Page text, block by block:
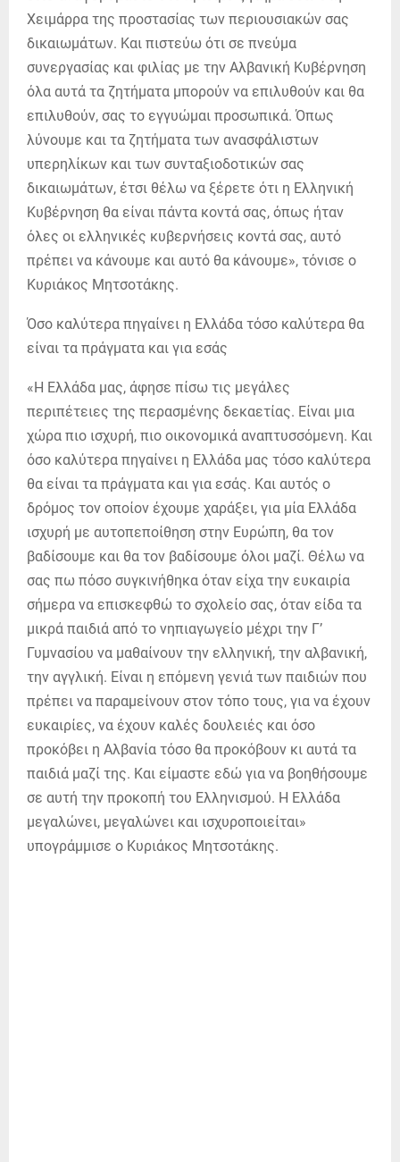
Χειμάρρα της προστασίας των περιουσιακών σας
δικαιωμάτων. Και πιστεύω ότι σε πνεύμα
συνεργασίας και φιλίας με την Αλβανική Κυβέρνηση
όλα αυτά τα ζητήματα μπορούν να επιλυθούν και θα
επιλυθούν, σας το εγγυώμαι προσωπικά. Όπως
λύνουμε και τα ζητήματα των ανασφάλιστων
υπερηλίκων και των συνταξιοδοτικών σας
δικαιωμάτων, έτσι θέλω να ξέρετε ότι η Ελληνική
Κυβέρνηση θα είναι πάντα κοντά σας, όπως ήταν
όλες οι ελληνικές κυβερνήσεις κοντά σας, αυτό
πρέπει να κάνουμε και αυτό θα κάνουμε», τόνισε ο
Κυριάκος Μητσοτάκης.
Όσο καλύτερα πηγαίνει η Ελλάδα τόσο καλύτερα θα
είναι τα πράγματα και για εσάς
«Η Ελλάδα μας, άφησε πίσω τις μεγάλες
περιπέτειες της περασμένης δεκαετίας. Είναι μια
χώρα πιο ισχυρή, πιο οικονομικά αναπτυσσόμενη. Και
όσο καλύτερα πηγαίνει η Ελλάδα μας τόσο καλύτερα
θα είναι τα πράγματα και για εσάς. Και αυτός ο
δρόμος τον οποίον έχουμε χαράξει, για μία Ελλάδα
ισχυρή με αυτοπεποίθηση στην Ευρώπη, θα τον
βαδίσουμε και θα τον βαδίσουμε όλοι μαζί. Θέλω να
σας πω πόσο συγκινήθηκα όταν είχα την ευκαιρία
σήμερα να επισκεφθώ το σχολείο σας, όταν είδα τα
μικρά παιδιά από το νηπιαγωγείο μέχρι την Γ’
Γυμνασίου να μαθαίνουν την ελληνική, την αλβανική,
την αγγλική. Είναι η επόμενη γενιά των παιδιών που
πρέπει να παραμείνουν στον τόπο τους, για να έχουν
ευκαιρίες, να έχουν καλές δουλειές και όσο
προκόβει η Αλβανία τόσο θα προκόβουν κι αυτά τα
παιδιά μαζί της. Και είμαστε εδώ για να βοηθήσουμε
σε αυτή την προκοπή του Ελληνισμού. Η Ελλάδα
μεγαλώνει, μεγαλώνει και ισχυροποιείται»
υπογράμμισε ο Κυριάκος Μητσοτάκης.